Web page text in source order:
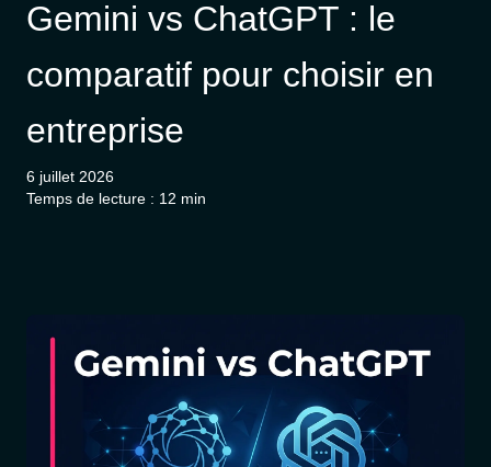
Gemini vs ChatGPT : le
comparatif pour choisir en
entreprise
6 juillet 2026
Temps de lecture : 12 min